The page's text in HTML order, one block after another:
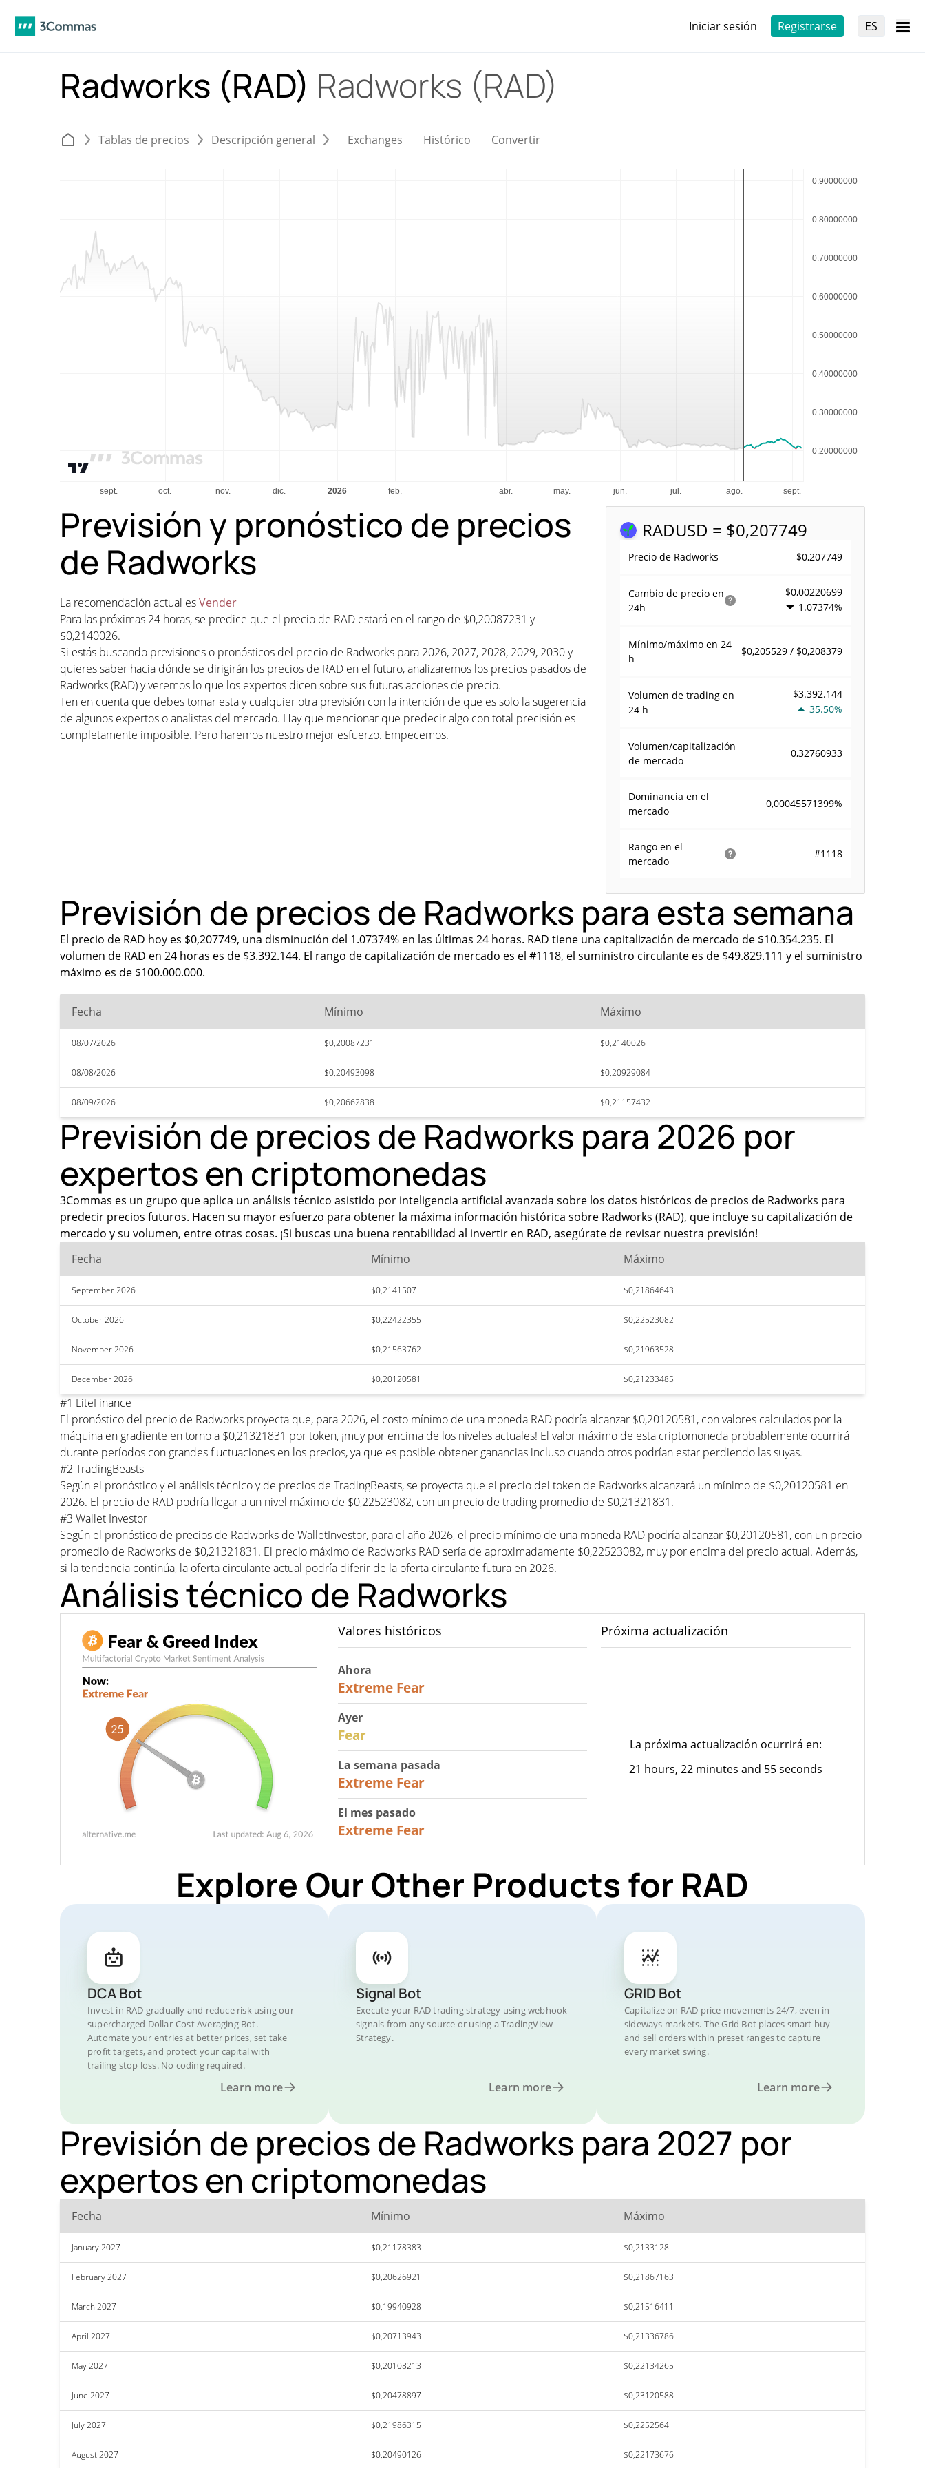
Iniciar sesión Registrarse ES
Radworks (RAD) Radworks (RAD)
Tablas de precios Descripción general Exchanges Histórico Convertir
RADUSD = $0,207749
Precio de Radworks $0,207749
Cambio de precio en
24h
$0,00220699
1.07374%
Mínimo/máximo en 24
h
$0,205529 / $0,208379
Volumen de trading en
24 h
$3.392.144
35.50%
Volumen/capitalización
de mercado
0,32760933
Dominancia en el
mercado
0,00045571399%
Rango en el
mercado
#1118
Previsión y pronóstico de precios
de Radworks
La recomendación actual esVender
Para las próximas 24 horas, se predice que el precio de RAD estará en el rango de $0,20087231 y
$0,2140026.
Si estás buscando previsiones o pronósticos del precio de Radworks para 2026, 2027, 2028, 2029, 2030 y
quieres saber hacia dónde se dirigirán los precios de RAD en el futuro, analizaremos los precios pasados de
Radworks (RAD) y veremos lo que los expertos dicen sobre sus futuras acciones de precio.
Ten en cuenta que debes tomar esta y cualquier otra previsión con la intención de que es solo la sugerencia
de algunos expertos o analistas del mercado. Hay que mencionar que predecir algo con total precisión es
completamente imposible. Pero haremos nuestro mejor esfuerzo. Empecemos.
Previsión de precios de Radworks para esta semana
El precio de RAD hoy es $0,207749, una disminución del 1.07374% en las últimas 24 horas. RAD tiene una capitalización de mercado de $10.354.235. El
volumen de RAD en 24 horas es de $3.392.144. El rango de capitalización de mercado es el #1118, el suministro circulante es de $49.829.111 y el suministro
máximo es de $100.000.000.
Fecha Mínimo Máximo
08/07/2026 $0,20087231 $0,2140026
08/08/2026 $0,20493098 $0,20929084
08/09/2026 $0,20662838 $0,21157432
Previsión de precios de Radworks para 2026 por
expertos en criptomonedas
3Commas es un grupo que aplica un análisis técnico asistido por inteligencia artificial avanzada sobre los datos históricos de precios de Radworks para
predecir precios futuros. Hacen su mayor esfuerzo para obtener la máxima información histórica sobre Radworks (RAD), que incluye su capitalización de
mercado y su volumen, entre otras cosas. ¡Si buscas una buena rentabilidad al invertir en RAD, asegúrate de revisar nuestra previsión!
Fecha
Mínimo Máximo
September 2026 $0,2141507 $0,21864643
October 2026 $0,22422355 $0,22523082
November 2026 $0,21563762 $0,21963528
December 2026 $0,20120581 $0,21233485
#1 LiteFinance
El pronóstico del precio de Radworks proyecta que, para 2026, el costo mínimo de una moneda RAD podría alcanzar $0,20120581, con valores calculados por la
máquina en gradiente en torno a $0,21321831 por token, ¡muy por encima de los niveles actuales! El valor máximo de esta criptomoneda probablemente ocurrirá
durante períodos con grandes fluctuaciones en los precios, ya que es posible obtener ganancias incluso cuando otros podrían estar perdiendo las suyas.
#2 TradingBeasts
Según el pronóstico y el análisis técnico y de precios de TradingBeasts, se proyecta que el precio del token de Radworks alcanzará un mínimo de $0,20120581 en
2026. El precio de RAD podría llegar a un nivel máximo de $0,22523082, con un precio de trading promedio de $0,21321831.
#3 Wallet Investor
Según el pronóstico de precios de Radworks de WalletInvestor, para el año 2026, el precio mínimo de una moneda RAD podría alcanzar $0,20120581, con un precio
promedio de Radworks de $0,21321831. El precio máximo de Radworks RAD sería de aproximadamente $0,22523082, muy por encima del precio actual. Además,
si la tendencia continúa, la oferta circulante actual podría diferir de la oferta circulante futura en 2026.
Análisis técnico de Radworks
Valores históricos
Ahora
Extreme Fear
Ayer
Fear
La semana pasada
Extreme Fear
El mes pasado
Extreme Fear
Próxima actualización
La próxima actualización ocurrirá en:
21 hours, 22 minutes and 55 seconds
Explore Our Other Products for RAD
DCA Bot
Invest in RAD gradually and reduce risk using our
supercharged Dollar-Cost Averaging Bot.
Automate your entries at better prices, set take
profit targets, and protect your capital with
trailing stop loss. No coding required.
Learn more
Signal Bot
Execute your RAD trading strategy using webhook
signals from any source or using a TradingView
Strategy.
Learn more
GRID Bot
Capitalize on RAD price movements 24/7, even in
sideways markets. The Grid Bot places smart buy
and sell orders within preset ranges to capture
every market swing.
Learn more
Previsión de precios de Radworks para 2027 por
expertos en criptomonedas
Fecha Mínimo Máximo
January 2027 $0,21178383 $0,2133128
February 2027 $0,20626921 $0,21867163
March 2027 $0,19940928 $0,21516411
April 2027 $0,20713943 $0,21336786
May 2027 $0,20108213 $0,22134265
June 2027 $0,20478897 $0,23120588
July 2027 $0,21986315 $0,2252564
August 2027 $0,20490126 $0,22173676